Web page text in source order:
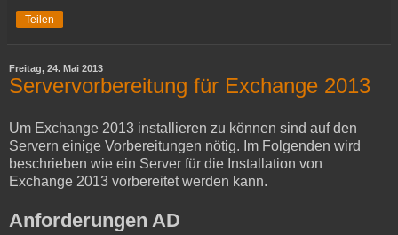
Teilen
Freitag, 24. Mai 2013
Servervorbereitung für Exchange 2013
Um Exchange 2013 installieren zu können sind auf den
Servern einige Vorbereitungen nötig. Im Folgenden wird
beschrieben wie ein Server für die Installation von
Exchange 2013 vorbereitet werden kann.
Anforderungen AD